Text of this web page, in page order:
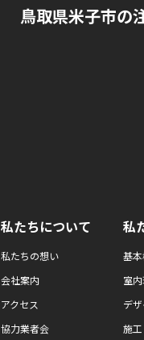
鳥取県米子市の
私たちについて
私たちの想い
会社案内
アクセス
協力業者会
私
基
室
デ
施